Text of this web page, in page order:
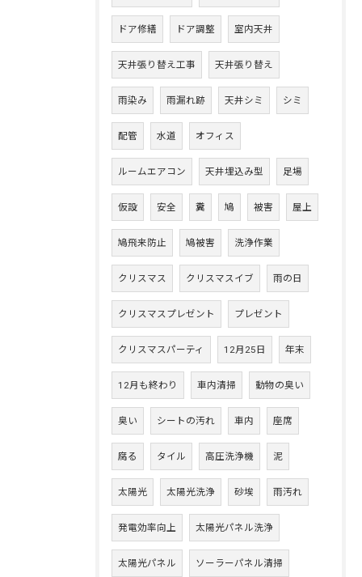
ドア修繕 ドア調整 室内天井
天井張り替え工事 天井張り替え
雨染み 雨漏れ跡 天井シミ シミ
配管 水道 オフィス
ルームエアコン 天井埋込み型 足場
仮設 安全 糞 鳩 被害 屋上
鳩飛来防止 鳩被害 洗浄作業
クリスマス クリスマスイブ 雨の日
クリスマスプレゼント プレゼント
クリスマスパーティ 12月25日 年末
12月も終わり 車内清掃 動物の臭い
臭い シートの汚れ 車内 座席
腐る タイル 高圧洗浄機 泥
太陽光 太陽光洗浄 砂埃 雨汚れ
発電効率向上 太陽光パネル洗浄
太陽光パネル ソーラーパネル清掃